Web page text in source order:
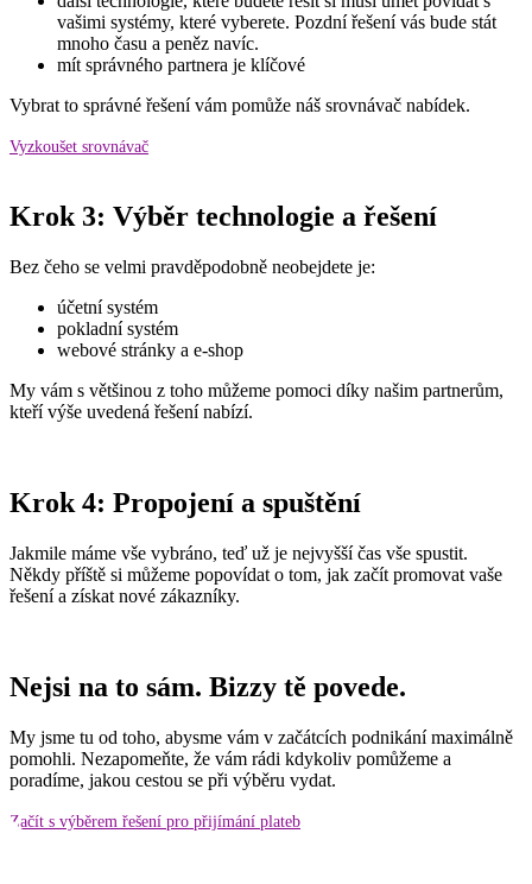
vašimi systémy, které vyberete. Pozdní řešení vás bude stát
mnoho času a peněz navíc.
mít správného partnera je klíčové
Vybrat to správné řešení vám pomůže náš srovnávač nabídek.
Vyzkoušet srovnávač
Krok 3: Výběr technologie a řešení
Bez čeho se velmi pravděpodobně neobejdete je:
účetní systém
pokladní systém
webové stránky a e-shop
My vám s většinou z toho můžeme pomoci díky našim partnerům,
kteří výše uvedená řešení nabízí.
Krok 4: Propojení a spuštění
Jakmile máme vše vybráno, teď už je nejvyšší čas vše spustit.
Někdy příště si můžeme popovídat o tom, jak začít promovat vaše
řešení a získat nové zákazníky.
Nejsi na to sám. Bizzy tě povede.
My jsme tu od toho, abysme vám v začátcích podnikání maximálně
pomohli. Nezapomeňte, že vám rádi kdykoliv pomůžeme a
poradíme, jakou cestou se při výběru vydat.
Začít s výběrem řešení pro přijímání plateb